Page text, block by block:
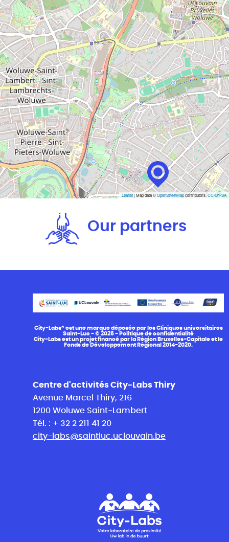
Leaflet| Map data ©OpenStreetMapcontributors, CC-BY-SA
Our partners
City-Labs® est une marque déposée par les Cliniques universitaires
Saint-Luc - © 2026 - Politique de confidentialité
City-Labs est un projet financé par la Région Bruxelles-Capitale et le
Fonds de Développement Régional 2014-2020.
Centre d'activités City-Labs Thiry
Avenue Marcel Thiry, 216
1200 Woluwe Saint-Lambert
Tél. : + 32 2 211 41 20
city-labs@saintluc.uclouvain.be